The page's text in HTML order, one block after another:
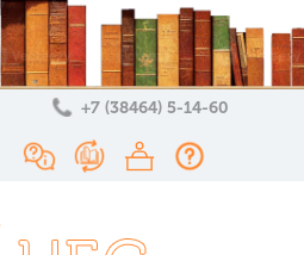
+7 (38464) 5-14-60